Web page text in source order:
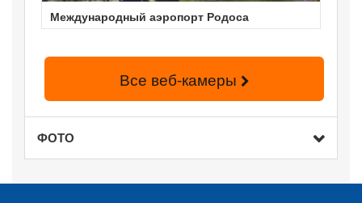
Международный аэропорт Родоса
Все веб-камеры
ФОТО